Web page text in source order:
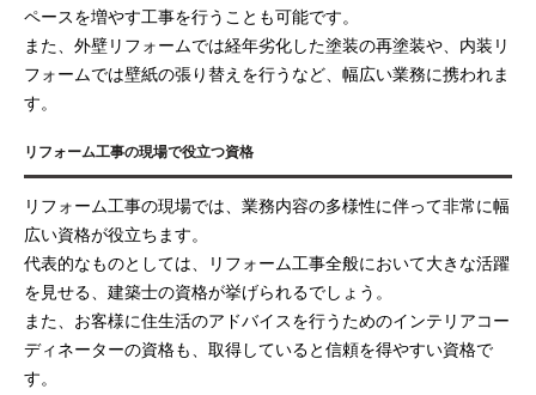
ペースを増やす工事を行うことも可能です。
また、外壁リフォームでは経年劣化した塗装の再塗装や、内装リ
フォームでは壁紙の張り替えを行うなど、幅広い業務に携われま
す。
リフォーム工事の現場で役立つ資格
リフォーム工事の現場では、業務内容の多様性に伴って非常に幅
広い資格が役立ちます。
代表的なものとしては、リフォーム工事全般において大きな活躍
を見せる、建築士の資格が挙げられるでしょう。
また、お客様に住生活のアドバイスを行うためのインテリアコー
ディネーターの資格も、取得していると信頼を得やすい資格で
す。